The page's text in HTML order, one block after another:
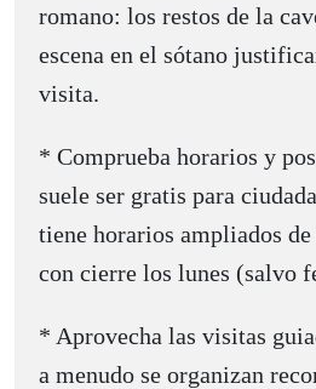
romano: los restos de la
escena en el sótano
visita.
* Comprueba horarios y
suele ser gratis para
tiene horarios ampliados de
con cierre los lunes (salvo
* Aprovecha las visitas
a menudo se organizan